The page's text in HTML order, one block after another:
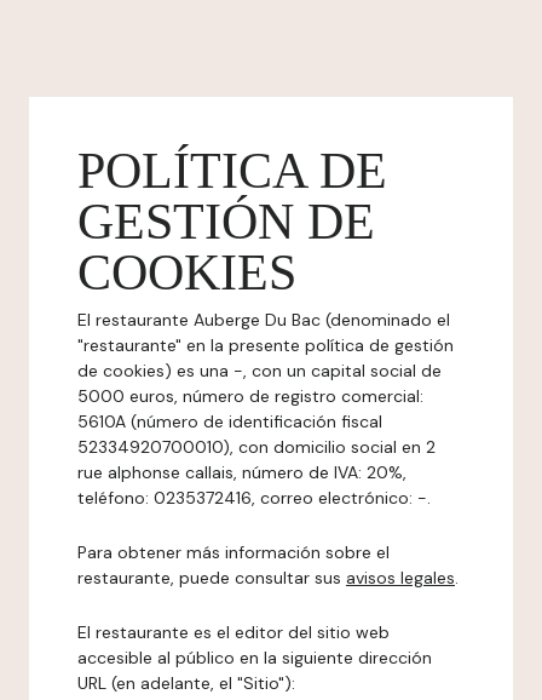
POLÍTICA DE
GESTIÓN DE
COOKIES
El restaurante Auberge Du Bac (denominado el
"restaurante" en la presente política de gestión
de cookies) es una -, con un capital social de
5000 euros, número de registro comercial:
5610A (número de identificación fiscal
52334920700010), con domicilio social en 2
rue alphonse callais, número de IVA: 20%,
teléfono: 0235372416, correo electrónico: -.
Para obtener más información sobre el
restaurante, puede consultar sus avisos legales.
El restaurante es el editor del sitio web
accesible al público en la siguiente dirección
URL (en adelante, el "Sitio"):